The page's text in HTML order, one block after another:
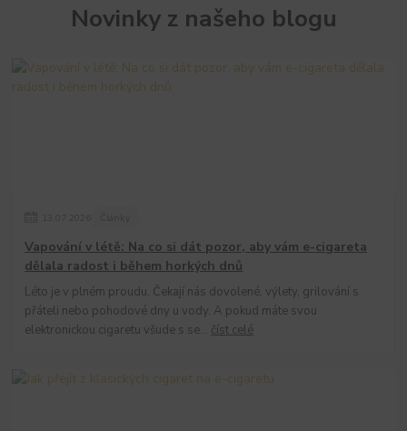
Novinky z našeho blogu
Vapování v létě: Na co si dát pozor, aby vám e-cigareta
dělala radost i během horkých dnů
Léto je v plném proudu. Čekají nás dovolené, výlety, grilování s
přáteli nebo pohodové dny u vody. A pokud máte svou
elektronickou cigaretu všude s se... číst celé